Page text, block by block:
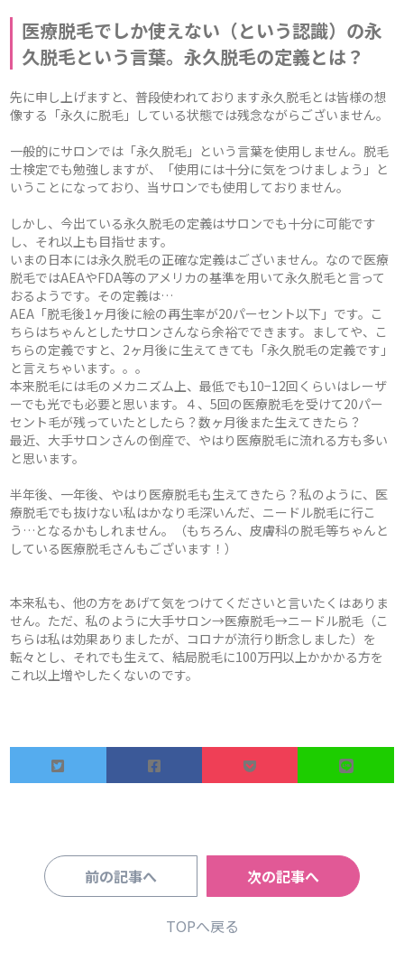
医療脱毛でしか使えない（という認識）の永
久脱毛という言葉。永久脱毛の定義とは？
先に申し上げますと、普段使われております永久脱毛とは皆様の想
像する「永久に脱毛」している状態では残念ながらございません。
一般的にサロンでは「永久脱毛」という言葉を使用しません。脱毛
士検定でも勉強しますが、「使用には十分に気をつけましょう」と
いうことになっており、当サロンでも使用しておりません。
しかし、今出ている永久脱毛の定義はサロンでも十分に可能です
し、それ以上も目指せます。
いまの日本には永久脱毛の正確な定義はございません。なので医療
脱毛ではAEAやFDA等のアメリカの基準を用いて永久脱毛と言って
おるようです。その定義は…
AEA「脱毛後1ヶ月後に絵の再生率が20パーセント以下」です。こ
ちらはちゃんとしたサロンさんなら余裕でできます。ましてや、こ
ちらの定義ですと、2ヶ月後に生えてきても「永久脱毛の定義です」
と言えちゃいます。。。
本来脱毛には毛のメカニズム上、最低でも10−12回くらいはレーザ
ーでも光でも必要と思います。４、5回の医療脱毛を受けて20パー
セント毛が残っていたとしたら？数ヶ月後また生えてきたら？
最近、大手サロンさんの倒産で、やはり医療脱毛に流れる方も多い
と思います。
半年後、一年後、やはり医療脱毛も生えてきたら？私のように、医
療脱毛でも抜けない私はかなり毛深いんだ、ニードル脱毛に行こ
う…となるかもしれません。（もちろん、皮膚科の脱毛等ちゃんと
している医療脱毛さんもございます！）
本来私も、他の方をあげて気をつけてくださいと言いたくはありま
せん。ただ、私のように大手サロン→医療脱毛→ニードル脱毛（こ
ちらは私は効果ありましたが、コロナが流行り断念しました）を
転々とし、それでも生えて、結局脱毛に100万円以上かかかる方を
これ以上増やしたくないのです。
前の記事へ 次の記事へ
TOPへ戻る